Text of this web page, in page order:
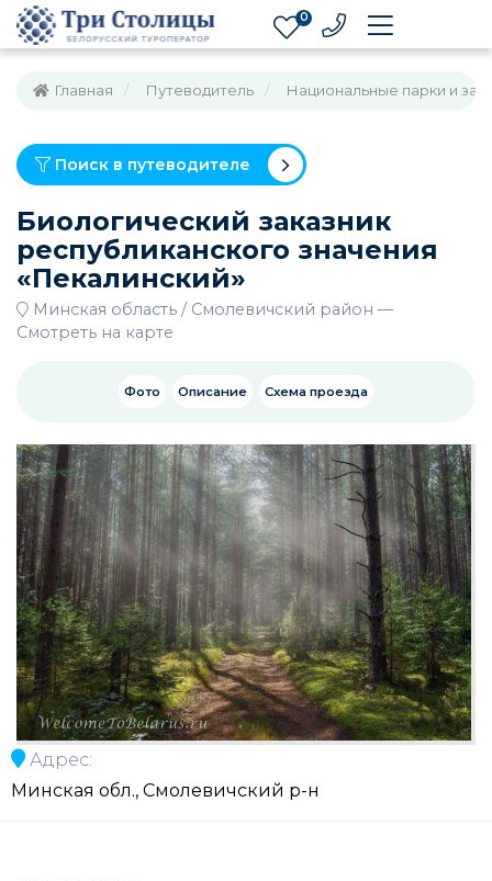
0
Главная Путеводитель Национальные парки и
Поиск в путеводителе
Биологический заказник
республиканского значения
«Пекалинский»
Минская область Смолевичский район —
Смотреть на карте
Фото Описание Схема проезда
Адрес:
Минская обл., Смолевичский р-н